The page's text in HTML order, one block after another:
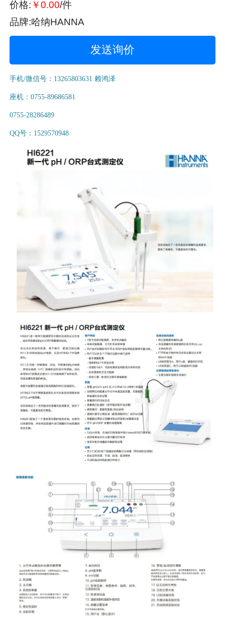
价格: ￥0.00/件
品牌:哈纳HANNA
发送询价
手机/微信号：13265803631 赖鸿泽
座机：0755-89686581
0755-28286489
QQ号：1529570948